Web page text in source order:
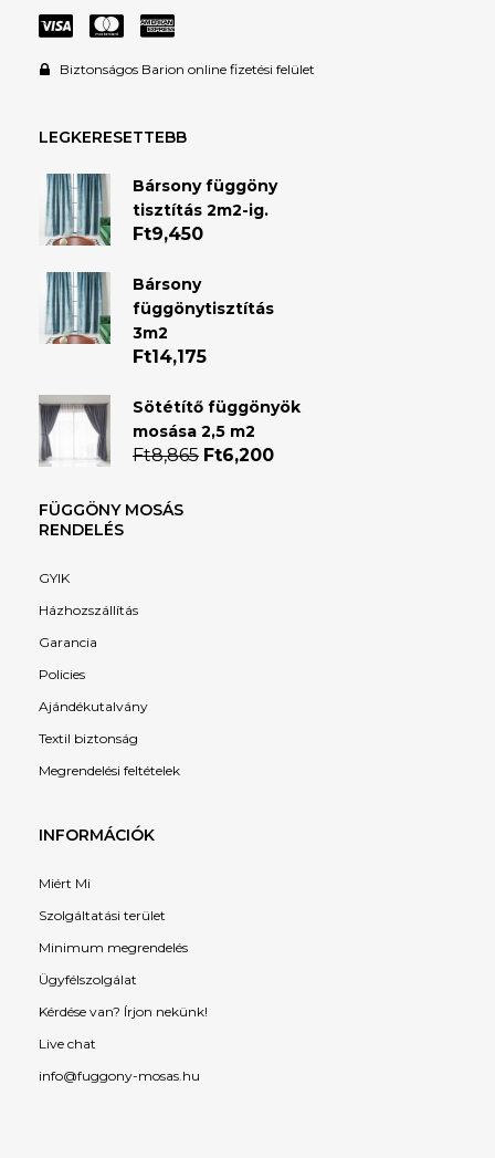
Biztonságos Barion online fizetési felület
LEGKERESETTEBB
Bársony függöny
tisztítás 2m2-ig.
Ft9,450
Bársony
függönytisztítás
3m2
Ft14,175
Sötétítő függönyök
mosása 2,5 m2
Ft8,865 Original
Ft6,200Current
FÜGGÖNY MOSÁS
RENDELÉS
GYIK
Házhozszállítás
Garancia
Policies
Ajándékutalvány
Textil biztonság
Megrendelési feltételek
INFORMÁCIÓK
Miért Mi
Szolgáltatási terület
Minimum megrendelés
Ügyfélszolgálat
Kérdése van? Írjon nekünk!
Live chat
info@fuggony-mosas.hu